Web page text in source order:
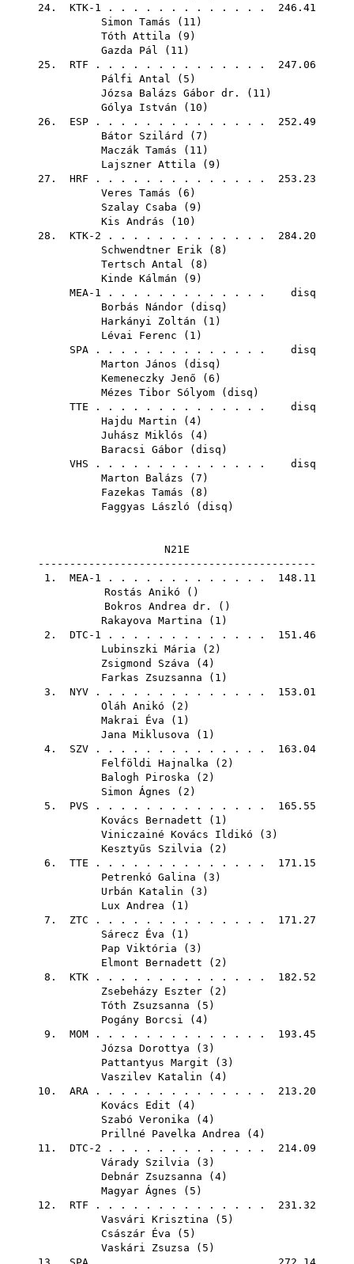
24. KTK-1 . . . . . . . . . . . . . 246.41
Simon Tamás ( 11 )
Tóth Attila ( 9 )
Gazda Pál ( 11 )
25. RTF . . . . . . . . . . . . . . 247.06
Pálfi Antal ( 5 )
Józsa Balázs Gábor dr.
( 11 )
Gólya István ( 10 )
26. ESP . . . . . . . . . . . . . . 252.49
Bátor Szilárd
( 7 )
Maczák Tamás ( 11 )
Lajszner Attila ( 9 )
27. HRF . . . . . . . . . . . . . . 253.23
Veres Tamás ( 6 )
Szalay Csaba ( 9 )
Kis András ( 10 )
28. KTK-2 . . . . . . . . . . . . . 284.20
Schwendtner Erik ( 8 )
Tertsch Antal ( 8 )
Kinde Kálmán ( 9 )
MEA-1 . . . . . . . . . . . . . disq
Borbás Nándor ( disq )
Harkányi Zoltán ( 1 )
Lévai Ferenc ( 1 )
SPA . . . . . . . . . . . . . . disq
Marton János ( disq )
Kemeneczky Jenő ( 6 )
Mézes Tibor Sólyom ( disq )
TTE . . . . . . . . . . . . . . disq
Hajdu Martin ( 4)
Juhász Miklós ( 4)
Baracsi Gábor ( disq )
VHS . . . . . . . . . . . . . . disq
Marton Balázs ( 7 )
Fazekas Tamás ( 8 )
Faggyas László ( disq )
N21E
--------------------------------------------
1. MEA-1 . . . . . . . . . . . . . 148.11
Rostás Anikó ()
Bokros Andrea dr.
()
Rakayova Martina ( 1 )
2. DTC-1 . . . . . . . . . . . . . 151.46
Lubinszki Mária ( 2 )
Zsigmond Száva ( 4)
Farkas Zsuzsanna ( 1 )
3. NYV . . . . . . . . . . . . . . 153.01
Oláh Anikó ( 2 )
Makrai Éva ( 1 )
Jana Miklusova ( 1 )
4. SZV . . . . . . . . . . . . . . 163.04
Felföldi Hajnalka ( 2 )
Balogh Piroska ( 2 )
Simon Ágnes ( 2 )
5. PVS . . . . . . . . . . . . . . 165.55
Kovács Bernadett ( 1 )
Viniczainé Kovács Ildikó ( 3 )
Kesztyűs Szilvia ( 2 )
6. TTE . . . . . . . . . . . . . . 171.15
Petrenkó Galina ( 3 )
Urbán Katalin ( 3 )
Lux Andrea ( 1 )
7. ZTC . . . . . . . . . . . . . . 171.27
Sárecz Éva ( 1 )
Pap Viktória ( 3 )
Elmont Bernadett ( 2 )
8. KTK . . . . . . . . . . . . . . 182.52
Zsebeházy Eszter ( 2 )
Tóth Zsuzsanna ( 5 )
Pogány Borcsi ( 4)
9. MOM . . . . . . . . . . . . . . 193.45
Józsa Dorottya ( 3 )
Pattantyus Margit ( 3 )
Vaszilev Katalin ( 4)
10. ARA . . . . . . . . . . . . . . 213.20
Kovács Edit ( 4)
Szabó Veronika ( 4)
Prillné Pavelka Andrea ( 4)
11. DTC-2 . . . . . . . . . . . . . 214.09
Várady Szilvia ( 3 )
Debnár Zsuzsanna ( 4)
Magyar Ágnes ( 5 )
12. RTF . . . . . . . . . . . . . . 231.32
Vasvári Krisztina ( 5 )
Császár Éva ( 5 )
Vaskári Zsuzsa ( 5 )